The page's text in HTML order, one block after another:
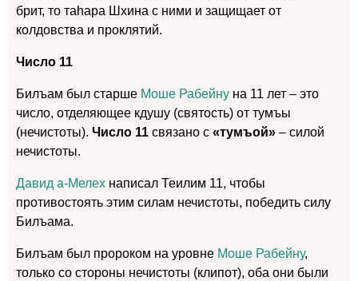
брит, то таhара Шхина с ними и защищает от
колдовства и проклятий.
Число 11
Билъам был старше Моше Рабейну на 11 лет – это
число, отделяющее кдушу (святость) от тумъы
(нечистоты). Число 11 связано с «тумъой» – силой
нечистоты.
Давид а-Мелех написал Теилим 11, чтобы
противостоять этим силам нечистоты, победить силу
Билъама.
Билъам был пророком на уровне Моше Рабейну,
только со стороны нечистоты (клипот), оба они были